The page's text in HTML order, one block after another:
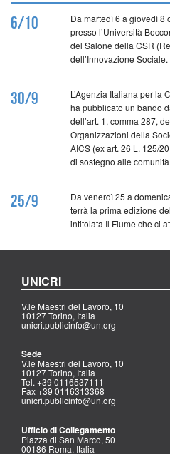
6/10
Da martedì 6 a giovedì 8
presso l’Università
del Salone della CSR
dell’Innovazione Sociale.
30/9
L’Agenzia Italiana per la
ha pubblicato un bando
dell’art. 1, comma 287,
Organizzazioni della
AICS (ex art. 26 L. 125/
di sostegno alle
25/9
Da venerdì 25 a
terrà la prima edizione
intitolata Il Fiume che ci
UNICRI
V.le Maestri del Lavoro, 10
10127 Torino, Italia
unicri.publicinfo@un.org
Sede
V.le Maestri del Lavoro, 10
10127 Torino, Italia
Tel. +39 0116537111
Fax +39 0116313368
unicri.publicinfo@un.org
Ufficio di Collegamento
Piazza di San Marco, 50
00186 Roma, Italia